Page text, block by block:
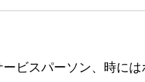
ビスパーソン、時に